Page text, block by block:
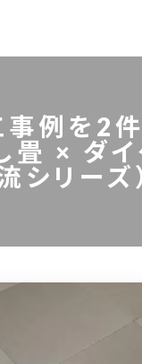
例を2
畳 × ダ
シリーズ）
ABOUT US
MENU
LINE UP